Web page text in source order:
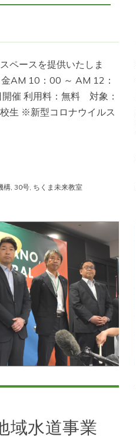
ペースを提供いたしま
AM 10：00 ～ AM 12：
催 利用料：無料 対象：
生 ※新型コロナウイルス
構, 30号, ちくま未来教室
域水道事業